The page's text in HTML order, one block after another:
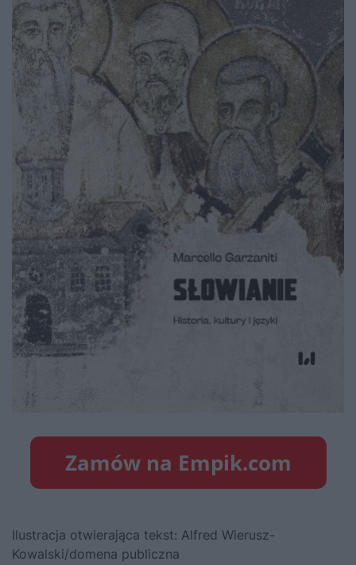
Ilustracja otwierająca tekst: Alfred Wierusz-
Kowalski/domena publiczna